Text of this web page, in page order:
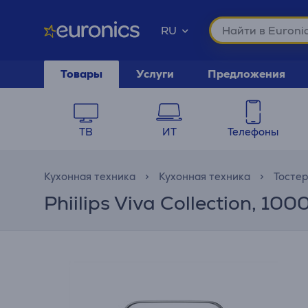
RU
Товары Услуги Предложения
ТВ ИТ Телефоны
Кухонная техника Кухонная техника
Phiilips Viva Collection,